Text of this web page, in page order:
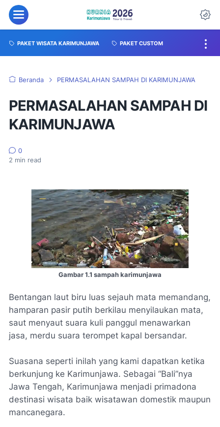
PAKET WISATA KARIMUNJAWA PAKET CUSTOM
Beranda PERMASALAHAN SAMPAH DI KARIMUNJAWA
PERMASALAHAN SAMPAH DI
KARIMUNJAWA
0
2 min read
Gambar 1.1 sampah karimunjawa
Bentangan laut biru luas sejauh mata memandang,
hamparan pasir putih berkilau menyilaukan mata,
saut menyaut suara kuli panggul menawarkan
jasa, merdu suara terompet kapal bersandar.
Suasana seperti inilah yang kami dapatkan ketika
berkunjung ke Karimunjawa. Sebagai “Bali”nya
Jawa Tengah, Karimunjawa menjadi primadona
destinasi wisata baik wisatawan domestik maupun
mancanegara.